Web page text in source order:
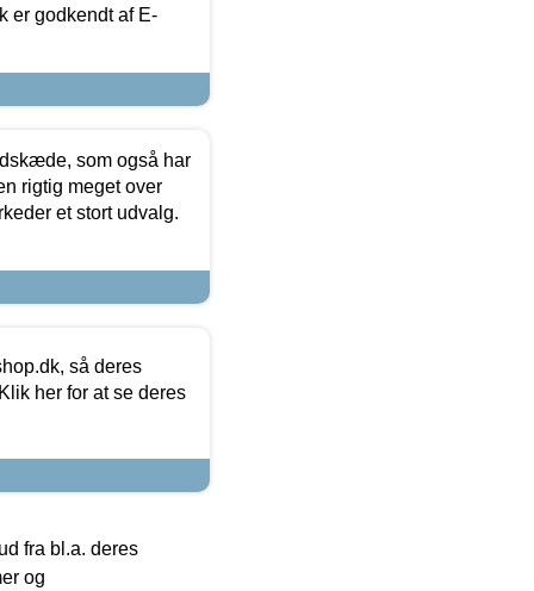
er godkendt af E-
som også har
rigtig meget over
et stort udvalg.
så deres
her for at se deres
fra bl.a. deres
og